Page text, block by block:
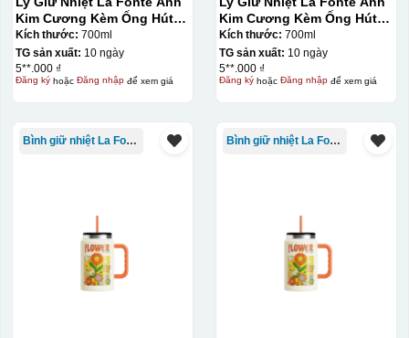
đây là kiểu hộp quay xách lót lụa chỉ khác là thêm quai
thêm tiền
Kim Cương Kèm Ống Hút-
700 ml-014687-GOL
Kích thước: 700ml
TG sản xuất: 10 ngày
5**.000 ₫
Đăng kýhoặc Đăng nhậpđể xem giá
Kim Cương Kèm Ống Hút-
700 ml-014687-GOL
Kích thước: 700ml
TG sản xuất: 10 ngày
5**.000 ₫
Đăng kýhoặc Đăng nhậpđể xem giá
Bình giữ nhiệt La Fonte Bình giữ nhiệt La Fonte